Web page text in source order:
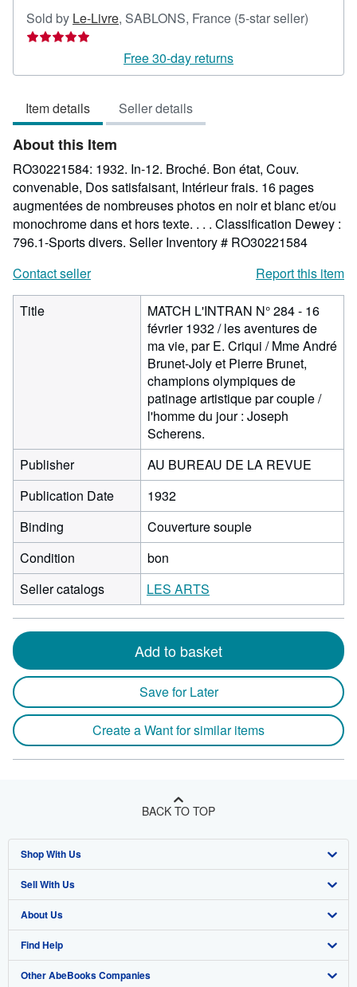
Sold by Le-Livre, SABLONS, France (5-star seller)
out
Free 30-day returns
Item details Seller details
About this Item
RO30221584: 1932. In-12. Broché. Bon état, Couv.
convenable, Dos satisfaisant, Intérieur frais. 16 pages
augmentées de nombreuses photos en noir et blanc et/ou
monochrome dans et hors texte. . . . Classification Dewey :
796.1-Sports divers. Seller Inventory # RO30221584
Contact seller
Report this item
Title
MATCH L'INTRAN N° 284 - 16
février 1932 / les aventures de
ma vie, par E. Criqui / Mme André
Brunet-Joly et Pierre Brunet,
champions olympiques de
patinage artistique par couple /
l'homme du jour : Joseph
Scherens.
Publisher
AU BUREAU DE LA REVUE
Publication Date
1932
Binding
Couverture souple
Condition
bon
Seller catalogs
LES ARTS
Add to basket
Save for Later
Create a Want for similar items
BACK TO TOP
Shop With Us
Advanced Search
Browse Collections
My Account
My Orders
Sell With Us
Start Selling
Join Our Affiliate Program
Book Buyback
About Us
About AbeBooks
Media
Find Help
Help
Other AbeBooks Companies